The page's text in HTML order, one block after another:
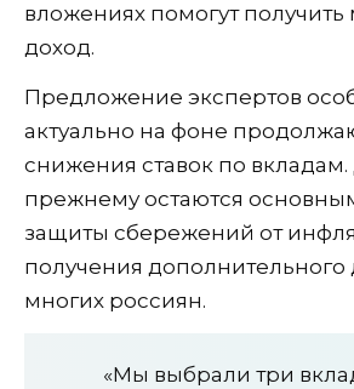
вложениях помогут
доход.
Предложение экспертов
актуально на фоне
снижения ставок по
прежнему остаются
защиты сбережений от
получения дополнительного
многих россиян.
«Мы выбрали три